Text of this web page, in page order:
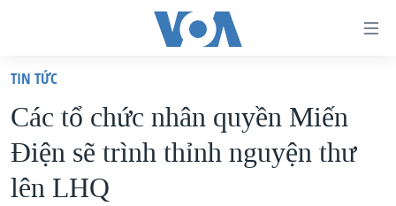
truy
cập
Tới
nội
VIỆT NAM
HOA KỲ
BIỂN ĐÔNG
TIN TỨC
Các tổ chức nhân quyền Miến
Điện sẽ trình thỉnh nguyện thư
lên LHQ